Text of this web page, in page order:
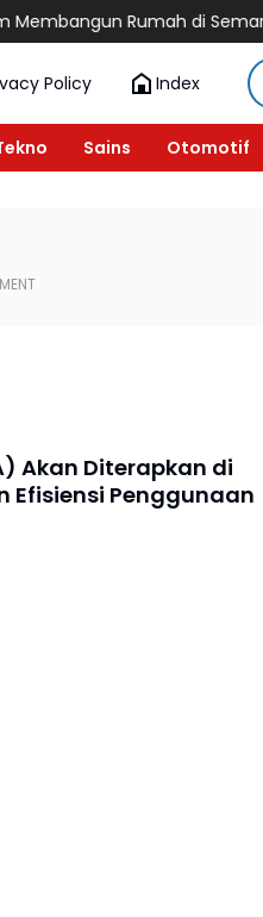
Rumah di Semarang
Policy Index
Sains Otomotif
Akan Diterapkan di
Efisiensi Penggunaan